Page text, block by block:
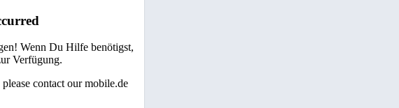
Wenn Du Hilfe benötigst,
Verfügung.
contact our mobile.de